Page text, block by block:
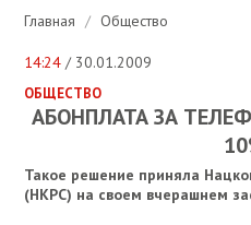
Главная / Общество
14:24 / 30.01.2009
ОБЩЕСТВО
АБОНПЛАТА ЗА
Такое решение приняла
(НКРС) на своем вчерашнем